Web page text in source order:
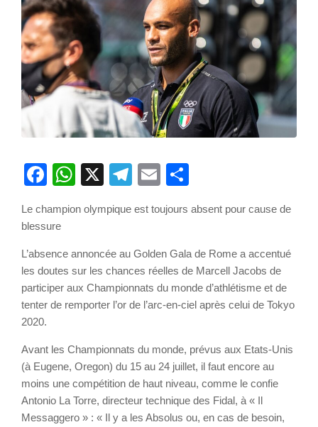
Facebook
WhatsApp
X Telegram
Email
Le champion olympique est toujours absent pour cause de
blessure
L’absence annoncée au Golden Gala de Rome a accentué
les doutes sur les chances réelles de Marcell Jacobs de
participer aux Championnats du monde d’athlétisme et de
tenter de remporter l’or de l’arc-en-ciel après celui de Tokyo
2020.
Avant les Championnats du monde, prévus aux Etats-Unis
(à Eugene, Oregon) du 15 au 24 juillet, il faut encore au
moins une compétition de haut niveau, comme le confie
Antonio La Torre, directeur technique des Fidal, à « Il
Messaggero » : « Il y a les Absolus ou, en cas de besoin,